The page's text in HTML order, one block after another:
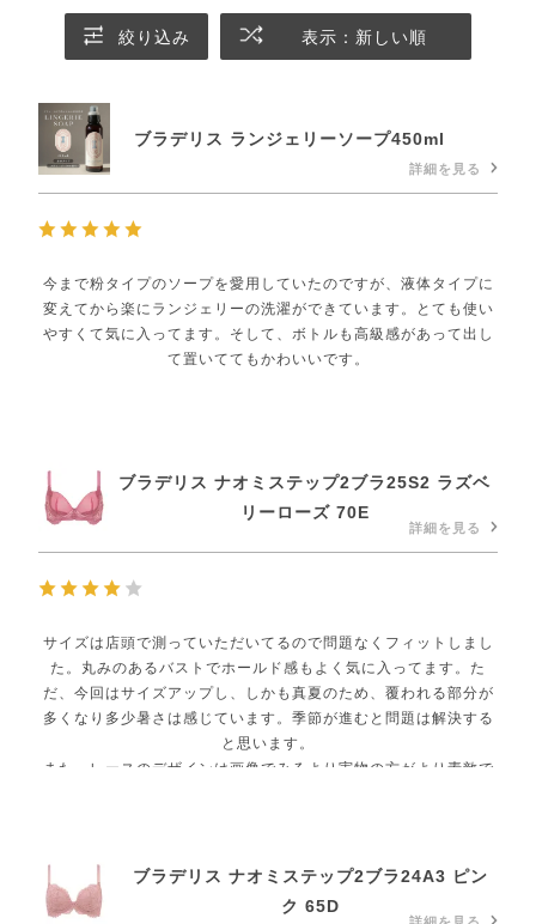
絞り込み 表示：新しい順
ブラデリス ランジェリーソープ450ml
詳細を見る
今まで粉タイプのソープを愛用していたのですが、液体タイプに
変えてから楽にランジェリーの洗濯ができています。とても使い
やすくて気に入ってます。そして、ボトルも高級感があって出し
て置いててもかわいいです。
ブラデリス ナオミステップ2ブラ25S2 ラズベ
リーローズ 70E
詳細を見る
サイズは店頭で測っていただいてるので問題なくフィットしまし
た。丸みのあるバストでホールド感もよく気に入ってます。た
だ、今回はサイズアップし、しかも真夏のため、覆われる部分が
多くなり多少暑さは感じています。季節が進むと問題は解決する
と思います。
また、レースのデザインは画像でみるより実物の方がより素敵で
ブラデリス ナオミステップ2ブラ24A3 ピン
ク 65D